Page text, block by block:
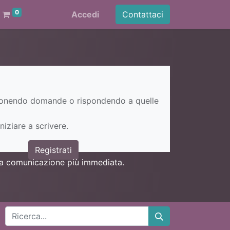
0 Accedi Contattaci
domande o rispondendo a quelle
a scrivere.
Registrati
comunicazione più immediata.